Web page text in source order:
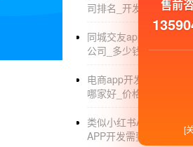
4.Quick Voice：拜
6.客户笔记：目前非
7.大众点评：请客户
专业手机app开发公
司排名_开发托管_外包
同城交友app制作_同城
公司_多少钱_外包
电商app开发团队_电商
哪家好_价格
类似小红书APP开发_类
APP开发需要多少钱
售前
[